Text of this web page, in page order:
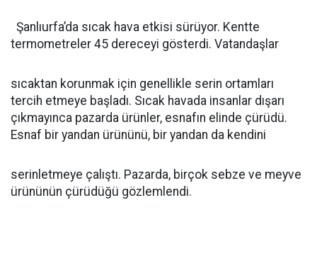
Şanlıurfa’da sıcak hava etkisi sürüyor. Kentte
termometreler 45 dereceyi gösterdi. Vatandaşlar
sıcaktan korunmak için genellikle serin ortamları
tercih etmeye başladı. Sıcak havada insanlar dışarı
çıkmayınca pazarda ürünler, esnafın elinde çürüdü.
Esnaf bir yandan ürününü, bir yandan da kendini
serinletmeye çalıştı. Pazarda, birçok sebze ve meyve
ürününün çürüdüğü gözlemlendi.